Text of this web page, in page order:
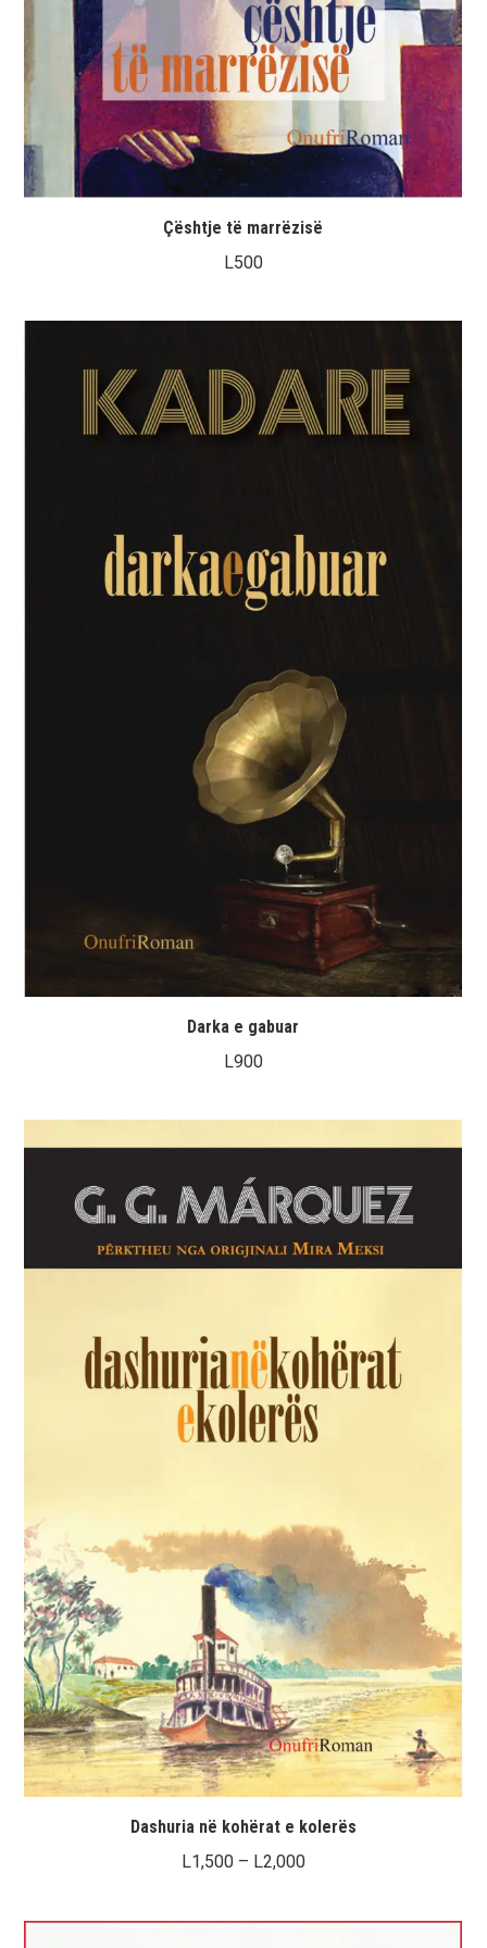
Çështje të marrëzisë
L500
Darka e gabuar
L900
Dashuria në kohërat e kolerës
L1,500 – L2,000Interval
L1,500